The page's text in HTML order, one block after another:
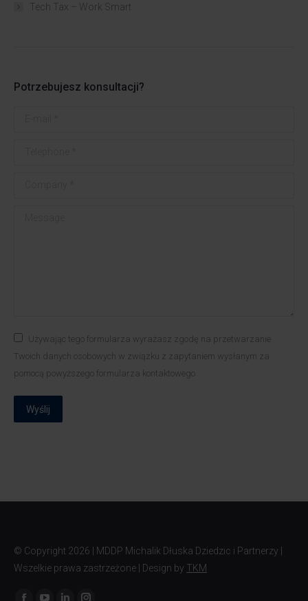
Tech Tax – Work Smart
Potrzebujesz konsultacji?
Używając tego formularza wyrażasz zgodę na przetwarzanie
Twoich danych osobowych w związku z zapytaniem wysłanym za
pomocą powyższego formularza kontaktowego
Wyślij
© Copyright 2026 | MDDP Michalik Dłuska Dziedzic i Partnerzy |
Wszelkie prawa zastrzeżone | Design by TKM
Znajdź nas na: